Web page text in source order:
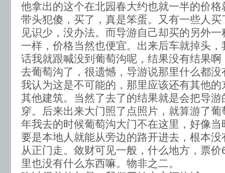
他拿出的这个在北园春大约也就一半的价
带头犯傻，买了，真是笨蛋。又有一些人
见识少，没办法。而导游自己却买的另外
一样，价格当然也便宜。出来后车就掉头
话我就跟喊没到葡萄沟呢，结果没有结果
去葡萄沟了，很遗憾，导游说那里什么都
我认为这是不可能的，那里应该还有其他
其他建筑。当然了去了的结果就是会把导
穿。后来出来大门照了点照片，就算游了
年我去的时候葡萄沟大门不在这里，好像
要是本地人就能从旁边的路开进去，根本
从正门走。敛财可见一般，什么地方，票
里也没有什么东西嘛。物非之二。